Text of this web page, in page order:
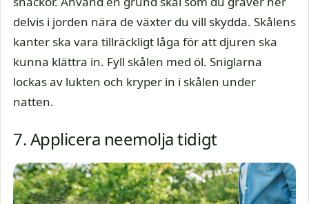
delvis i jorden nära de växter du vill skydda. Skålens
kanter ska vara tillräckligt låga för att djuren ska
kunna klättra in. Fyll skålen med öl. Sniglarna
lockas av lukten och kryper in i skålen under
natten.
7. Applicera neemolja tidigt